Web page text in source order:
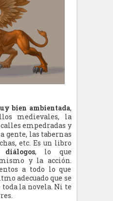
bien ambientada,
medievales, la
empedradas y
gente, las tabernas
etc. Es un libro
, lo que
y la acción.
a todo lo que
adecuado que se
la novela. Ni te